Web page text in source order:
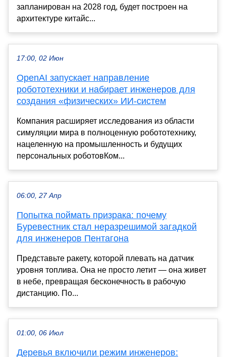
запланирован на 2028 год, будет построен на
архитектуре китайс...
17:00, 02 Июн
OpenAI запускает направление
робототехники и набирает инженеров для
создания «физических» ИИ-систем
Компания расширяет исследования из области
симуляции мира в полноценную робототехнику,
нацеленную на промышленность и будущих
персональных роботовКом...
06:00, 27 Апр
Попытка поймать призрака: почему
Буревестник стал неразрешимой загадкой
для инженеров Пентагона
Представьте ракету, которой плевать на датчик
уровня топлива. Она не просто летит — она живет
в небе, превращая бесконечность в рабочую
дистанцию. По...
01:00, 06 Июл
Деревья включили режим инженеров: